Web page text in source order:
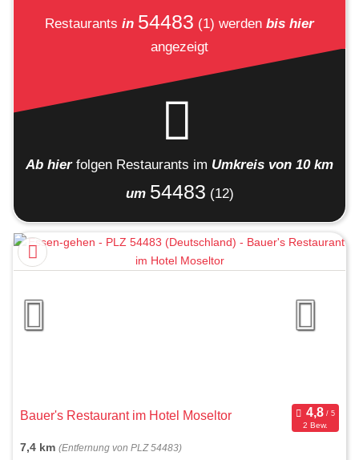
Restaurants in 54483 (1) werden bis hier
angezeigt
Ab hier folgen Restaurants im Umkreis von 10 km
um 54483 (12)
Bauer's Restaurant im Hotel Moseltor
2 Bew.
7,4 km (Entfernung von PLZ 54483)